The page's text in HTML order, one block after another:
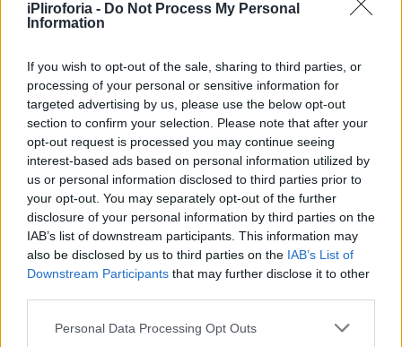
iPliroforia - Do Not Process My Personal
Information
If you wish to opt-out of the sale, sharing to third parties, or
processing of your personal or sensitive information for
targeted advertising by us, please use the below opt-out
section to confirm your selection. Please note that after your
opt-out request is processed you may continue seeing
interest-based ads based on personal information utilized by
us or personal information disclosed to third parties prior to
your opt-out. You may separately opt-out of the further
disclosure of your personal information by third parties on the
IAB’s list of downstream participants. This information may
also be disclosed by us to third parties on the IAB’s List of
Downstream Participants that may further disclose it to other
Personal Data Processing Opt Outs
που δείχνει το πόσο αγαπημένοι είναι
πατέρας και γιος. Να ευχηθούμε στον Κώστα
να του ζήσει και να τον δει και να τον
καμαρώσει όπως μόνο εκείνος θέλει.
Συνεντεύξεις 18/11/2025
Δήμητρα Δερζέκου: «Λέω τη δική μου
αλήθεια»